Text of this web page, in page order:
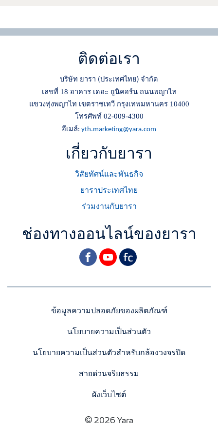
ติดต่อเรา
บริษัท ยารา (ประเทศไทย) จำกัด
เลขที่ 18 อาคาร เดอะ ยูนิคอร์น ถนนพญาไท
แขวงทุ่งพญาไท เขตราชเทวี กรุงเทพมหานคร 10400
โทรศัพท์ 02-009-4300
อีเมล์: yth.marketing@yara.com
เกี่ยวกับยารา
วิสัยทัศน์และพันธกิจ
ยาราประเทศไทย
ร่วมงานกับยารา
ช่องทางออนไลน์ของยารา
facebookyoutube
yara
ข้อมูลความปลอดภัยของผลิตภัณฑ์
นโยบายความเป็นส่วนตัว
นโยบายความเป็นส่วนตัวสำหรับกล้องวงจรปิด
สายด่วนจริยธรรม
ผังเว็บไซต์
2026 Yara